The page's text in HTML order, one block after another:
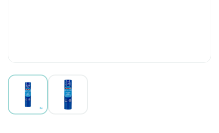
View larger imageView larger image